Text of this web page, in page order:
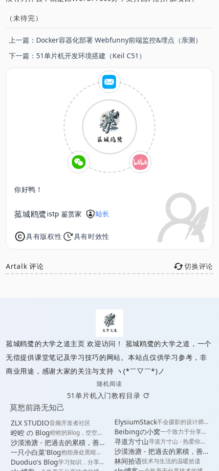
（未待完）
上一篇： Docker容器化部署 Webfunny前端监控&埋点（亲测）
下一篇： 51单片机开发环境搭建（Keil C51）
你好鸭！
菰城鸥鹭istp 鉴赏家 站长
具有版权性 具有时效性
Artalk 评论 切换评论
菰城鸥鹭的大学之道主页 欢迎访问！ 菰城鸥鹭的大学之道，一个
无偿提供课堂笔记及学习技巧的网站。本站点仅供学习参考，非
商业用途，感谢大家的关注与支持 ヽ(*￣▽￣*)ノ
随机阅读
51单片机入门教程目录
莫愁前路无知己
ZLX STUDIO音频开发者社区
崆崆 の Blog崆崆的Blog，空空的
Blog
沙漠渔溏 - 把過去的累積，善
用到當下
一只小白菜'Blog抱怨身处黑暗，
不如提灯前行
Duoduo's Blog学习知识，分享
ElysiumStack不会摄影的设计师
不是优秀的旅行家
Beibingの小窝一个致力于分享有
趣内容的青少年博
客
寻道方寸山寻道方寸山 - 热爱你来
过的每一念初心
沙漠渔溏 - 把過去的累積，善
用到當下
林间拾语技术与生活的温暖拾遗
已链接至主星
PROTOCOL: GALAXY-X9
菰城鸥鹭的大学之道
菰城鸥鹭的大学之道